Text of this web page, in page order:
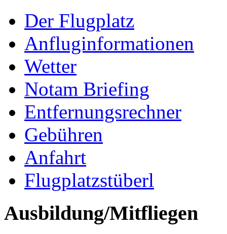
Der Flugplatz
Anfluginformationen
Wetter
Notam Briefing
Entfernungsrechner
Gebühren
Anfahrt
Flugplatzstüberl
Ausbildung/Mitfliegen